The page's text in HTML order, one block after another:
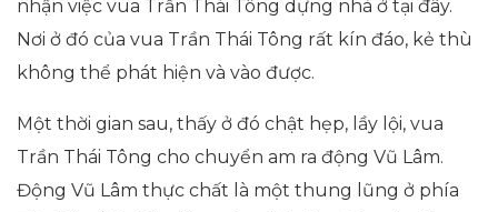
nhận việc vua Trần Thái Tông dựng nhà ở tại đây.
Nơi ở đó của vua Trần Thái Tông rất kín đáo, kẻ thù
không thể phát hiện và vào được.
Một thời gian sau, thấy ở đó chật hẹp, lầy lội, vua
Trần Thái Tông cho chuyển am ra động Vũ Lâm.
Động Vũ Lâm thực chất là một thung lũng ở phía